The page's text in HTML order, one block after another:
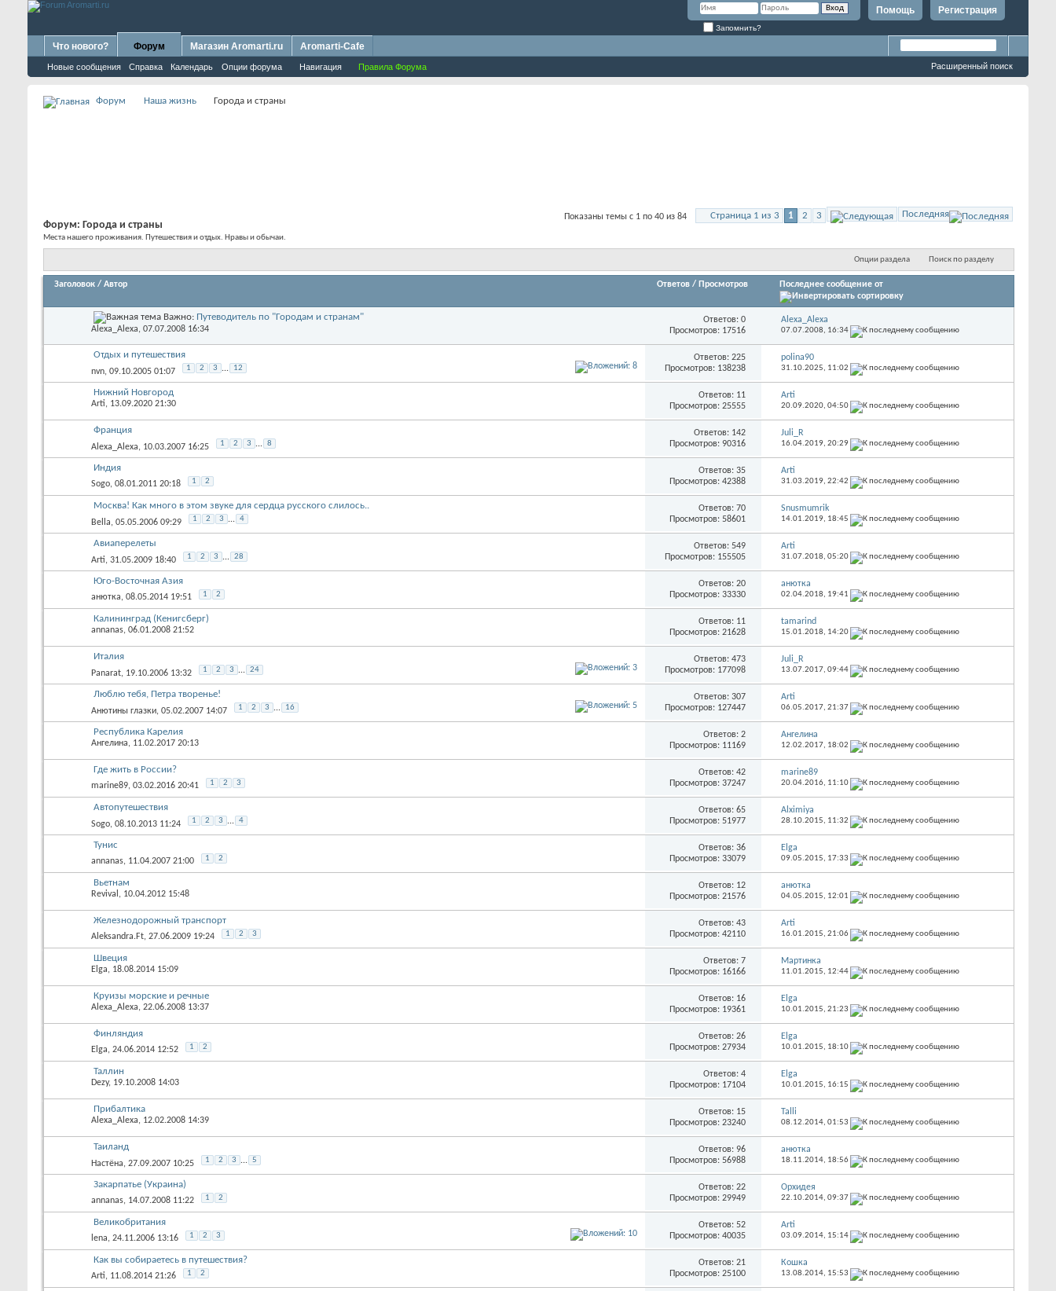
Регистрация
Помощь
Запомнить?
Что нового? Форум
Новые сообщения Справка Календарь Опции форума Навигация Правила Форума
Магазин Aromarti.ru Aromarti-Cafe
Расширенный поиск
Форум Наша жизнь Города и страны
Страница 1 из 3 1 2 3 Последняя
Показаны темы с 1 по 40 из 84
Форум: Города и страны
Места нашего проживания. Путешествия и отдых. Нравы и обычаи.
Опции раздела Поиск по разделу
Заголовок / Автор Ответов / Просмотров Последнее сообщение от
Важно: Путеводитель по "Городам и странам"
Alexa_Alexa, 07.07.2008 16:34
Ответов: 0
Просмотров: 17516
Alexa_Alexa
07.07.2008, 16:34
Отдых и путешествия
nvn, 09.10.2005 01:07 1 2 3 ... 12
Ответов: 225
Просмотров: 138238
polina90
31.10.2025, 11:02
Нижний Новгород
Arti, 13.09.2020 21:30
Ответов: 11
Просмотров: 25555
Arti
20.09.2020, 04:50
Франция
Alexa_Alexa, 10.03.2007 16:25 1 2 3 ... 8
Ответов: 142
Просмотров: 90316
Juli_R
16.04.2019, 20:29
Индия
Sogo, 08.01.2011 20:18 1 2
Ответов: 35
Просмотров: 42388
Arti
31.03.2019, 22:42
Москва! Как много в этом звуке для сердца русского слилось..
Bella, 05.05.2006 09:29 1 2 3 ... 4
Ответов: 70
Просмотров: 58601
Snusmumrik
14.01.2019, 18:45
Авиаперелеты
Arti, 31.05.2009 18:40 1 2 3 ... 28
Ответов: 549
Просмотров: 155505
Arti
31.07.2018, 05:20
Юго-Восточная Азия
анютка, 08.05.2014 19:51 1 2
Ответов: 20
Просмотров: 33330
анютка
02.04.2018, 19:41
Калининград (Кенигсберг)
annanas, 06.01.2008 21:52
Ответов: 11
Просмотров: 21628
tamarind
15.01.2018, 14:20
Италия
Panarat, 19.10.2006 13:32 1 2 3 ... 24
Ответов: 473
Просмотров: 177098
Juli_R
13.07.2017, 09:44
Люблю тебя, Петра творенье!
Анютины глазки, 05.02.2007 14:07 1 2 3 ... 16
Ответов: 307
Просмотров: 127447
Arti
06.05.2017, 21:37
Республика Карелия
Ангелина, 11.02.2017 20:13
Ответов: 2
Просмотров: 11169
Ангелина
12.02.2017, 18:02
Где жить в России?
marine89, 03.02.2016 20:41 1 2 3
Ответов: 42
Просмотров: 37247
marine89
20.04.2016, 11:10
Автопутешествия
Sogo, 08.10.2013 11:24 1 2 3 ... 4
Ответов: 65
Просмотров: 51977
Alximiya
28.10.2015, 11:32
Тунис
annanas, 11.04.2007 21:00 1 2
Ответов: 36
Просмотров: 33079
Elga
09.05.2015, 17:33
Вьетнам
Revival , 10.04.2012 15:48
Ответов: 12
Просмотров: 21576
анютка
04.05.2015, 12:01
Железнодорожный транспорт
Aleksandra.Ft, 27.06.2009 19:24 1 2 3
Ответов: 43
Просмотров: 42110
Arti
16.01.2015, 21:06
Швеция
Elga, 18.08.2014 15:09
Ответов: 7
Просмотров: 16166
Мартинка
11.01.2015, 12:44
Круизы морские и речные
Alexa_Alexa, 22.06.2008 13:37
Ответов: 16
Просмотров: 19361
Elga
10.01.2015, 21:23
Финляндия
Elga, 24.06.2014 12:52 1 2
Ответов: 26
Просмотров: 27934
Elga
10.01.2015, 18:10
Таллин
Dezy, 19.10.2008 14:03
Ответов: 4
Просмотров: 17104
Elga
10.01.2015, 16:15
Прибалтика
Alexa_Alexa, 12.02.2008 14:39
Ответов: 15
Просмотров: 23240
Talli
08.12.2014, 01:53
Таиланд
Настёна, 27.09.2007 10:25 1 2 3 ... 5
Ответов: 96
Просмотров: 56988
анютка
18.11.2014, 18:56
Закарпатье (Украина)
annanas, 14.07.2008 11:22 1 2
Ответов: 22
Просмотров: 29949
Орхидея
22.10.2014, 09:37
Великобритания
lena, 24.11.2006 13:16 1 2 3
Ответов: 52
Просмотров: 40035
Arti
03.09.2014, 15:14
Как вы собираетесь в путешествия?
Arti, 11.08.2014 21:26 1 2
Ответов: 21
Просмотров: 25100
Кошка
13.08.2014, 15:53